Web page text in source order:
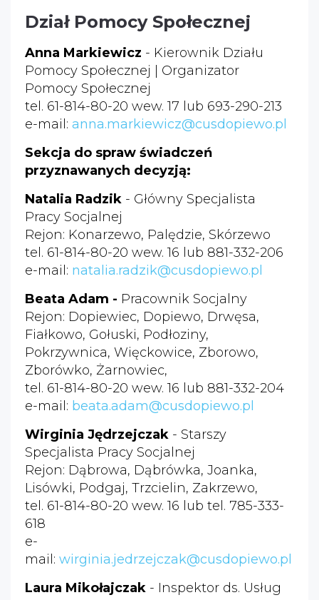
Dział Pomocy Społecznej
Anna Markiewicz - Kierownik Działu
Pomocy Społecznej | Organizator
Pomocy Społecznej
tel. 61-814-80-20 wew. 17 lub 693-290-213
e-mail: anna.markiewicz@cusdopiewo.pl
Sekcja do spraw świadczeń
przyznawanych decyzją:
Natalia Radzik - Główny Specjalista
Pracy Socjalnej
Rejon: Konarzewo, Palędzie, Skórzewo
tel. 61-814-80-20 wew. 16 lub 881-332-206
e-mail: natalia.radzik@cusdopiewo.pl
Beata Adam - Pracownik Socjalny
Rejon: Dopiewiec, Dopiewo, Drwęsa,
Fiałkowo, Gołuski, Podłoziny,
Pokrzywnica, Więckowice, Zborowo,
Zborówko, Żarnowiec,
tel. 61-814-80-20 wew. 16 lub 881-332-204
e-mail: beata.adam@cusdopiewo.pl
Wirginia Jędrzejczak - Starszy
Specjalista Pracy Socjalnej
Rejon: Dąbrowa, Dąbrówka, Joanka,
Lisówki, Podgaj, Trzcielin, Zakrzewo,
tel. 61-814-80-20 wew. 16 lub tel. 785-333-
618
e-
mail: wirginia.jedrzejczak@cusdopiewo.pl
Laura Mikołajczak - Inspektor ds. Usług